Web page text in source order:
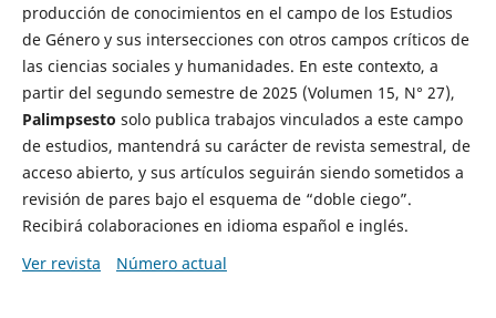
producción de conocimientos en el campo de los Estudios
de Género y sus intersecciones con otros campos críticos de
las ciencias sociales y humanidades. En este contexto, a
partir del segundo semestre de 2025 (Volumen 15, N° 27),
Palimpsesto solo publica trabajos vinculados a este campo
de estudios, mantendrá su carácter de revista semestral, de
acceso abierto, y sus artículos seguirán siendo sometidos a
revisión de pares bajo el esquema de “doble ciego”.
Recibirá colaboraciones en idioma español e inglés.
Ver revista
Número actual